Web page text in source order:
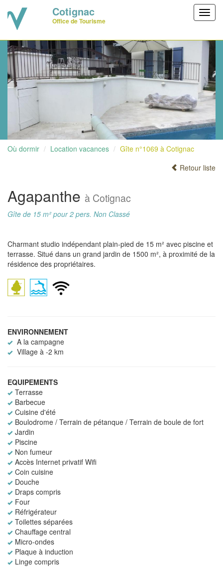
Cotignac
Office de Tourisme
Où dormir Location vacances
Gîte n°1069 à Cotignac
Retour liste
Agapanthe à Cotignac
Gîte de 15 m² pour 2 pers. Non Classé
Charmant studio indépendant plain-pied de 15 m² avec piscine et
terrasse. Situé dans un grand jardin de 1500 m², à proximité de la
résidence des propriétaires.
ENVIRONNEMENT
A la campagne
Village à -2 km
EQUIPEMENTS
Terrasse
Barbecue
Cuisine d'été
Boulodrome / Terrain de pétanque / Terrain de boule de fort
Jardin
Piscine
Non fumeur
Accès Internet privatif Wifi
Coin cuisine
Douche
Draps compris
Four
Réfrigérateur
Toilettes séparées
Chauffage central
Micro-ondes
Plaque à induction
Linge compris